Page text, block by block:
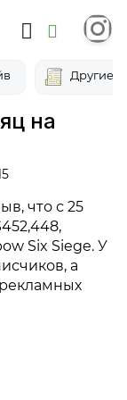
Другие
на
что с 25
Six Siege. У
а